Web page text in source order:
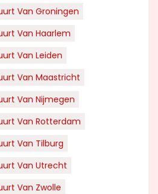
Van Groningen
Van Haarlem
Van Leiden
Van Maastricht
Van Nijmegen
Van Rotterdam
Van Tilburg
Van Utrecht
Van Zwolle